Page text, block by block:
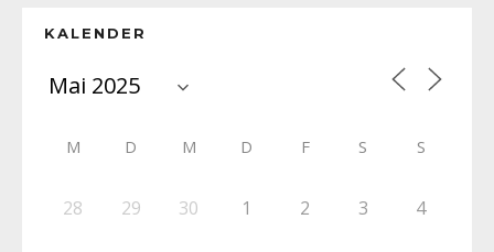
KALENDER
M D M D F S S
28 29 30 1 2 3 4